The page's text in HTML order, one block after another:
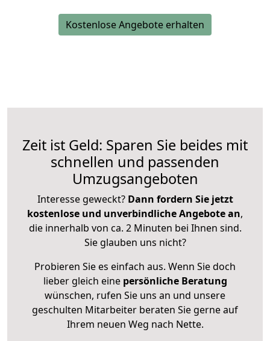
Kostenlose Angebote erhalten
Zeit ist Geld: Sparen Sie beides mit
schnellen und passenden
Umzugsangeboten
Interesse geweckt? Dann fordern Sie jetzt
kostenlose und unverbindliche Angebote an,
die innerhalb von ca. 2 Minuten bei Ihnen sind.
Sie glauben uns nicht?
Probieren Sie es einfach aus. Wenn Sie doch
lieber gleich eine persönliche Beratung
wünschen, rufen Sie uns an und unsere
geschulten Mitarbeiter beraten Sie gerne auf
Ihrem neuen Weg nach Nette.